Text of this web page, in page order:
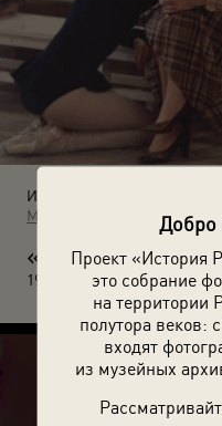
Добро
Проект «История
это собрание
на территории
полутора веков:
входят
из музейных
Источники:
МАММ / МДФ
«С
овет наставника».
1980 год. Автор: